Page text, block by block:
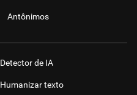
Antônimos
Detector de IA
Humanizar texto